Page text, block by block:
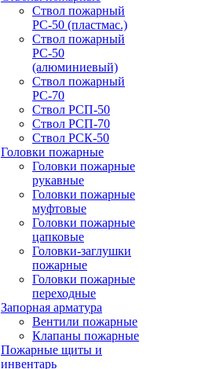
Ствол пожарный
РС-50 (пластмас.)
Ствол пожарный
РС-50
(алюминиевый)
Ствол пожарный
РС-70
Ствол РСП-50
Ствол РСП-70
Ствол РСК-50
Головки пожарные
Головки пожарные
рукавные
Головки пожарные
муфтовые
Головки пожарные
цапковые
Головки-заглушки
пожарные
Головки пожарные
переходные
Запорная арматура
Вентили пожарные
Клапаны пожарные
Пожарные щиты и
инвентарь